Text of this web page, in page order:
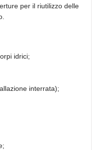
per il riutilizzo delle
idrici;
interrata);